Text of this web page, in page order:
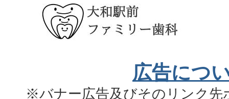
広告につ
※バナー広告及びそのリンク先